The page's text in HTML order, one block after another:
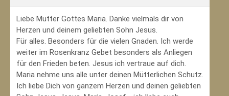
Liebe Mutter Gottes Maria. Danke vielmals dir von
Herzen und deinem geliebten Sohn Jesus.
Für alles. Besonders für die vielen Gnaden. Ich werde
weiter im Rosenkranz Gebet besonders als Anliegen
für den Frieden beten. Jesus ich vertraue auf dich.
Maria nehme uns alle unter deinen Mütterlichen Schutz.
Ich liebe Dich von ganzem Herzen und deinen geliebten